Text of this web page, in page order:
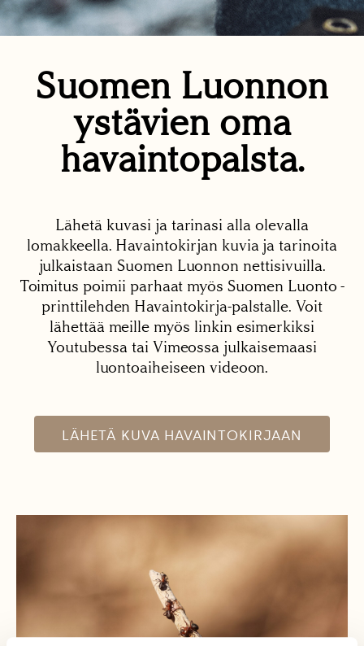
Suomen Luonnon
ystävien oma
havaintopalsta.
Lähetä kuvasi ja tarinasi alla olevalla
lomakkeella. Havaintokirjan kuvia ja tarinoita
julkaistaan Suomen Luonnon nettisivuilla.
Toimitus poimii parhaat myös Suomen Luonto -
printtilehden Havaintokirja-palstalle. Voit
lähettää meille myös linkin esimerkiksi
Youtubessa tai Vimeossa julkaisemaasi
luontoaiheiseen videoon.
LÄHETÄ KUVA HAVAINTOKIRJAAN